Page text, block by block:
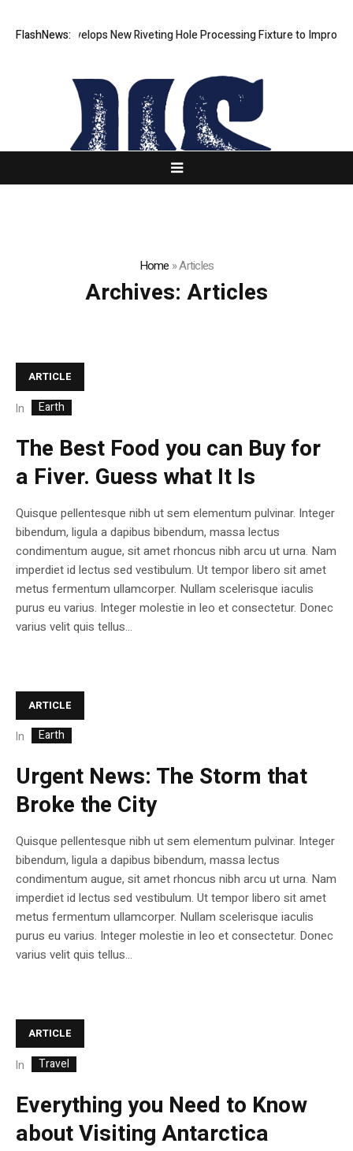
FlashNews:
Develops New Riveting Hole Processing Fixture to Improve
Home »Articles
Archives: Articles
ARTICLE
In Earth
The Best Food you can Buy for
a Fiver. Guess what It Is
Quisque pellentesque nibh ut sem elementum pulvinar. Integer
bibendum, ligula a dapibus bibendum, massa lectus
condimentum augue, sit amet rhoncus nibh arcu ut urna. Nam
imperdiet id lectus sed vestibulum. Ut tempor libero sit amet
metus fermentum ullamcorper. Nullam scelerisque iaculis
purus eu varius. Integer molestie in leo et consectetur. Donec
varius velit quis tellus...
ARTICLE
In Earth
Urgent News: The Storm that
Broke the City
Quisque pellentesque nibh ut sem elementum pulvinar. Integer
bibendum, ligula a dapibus bibendum, massa lectus
condimentum augue, sit amet rhoncus nibh arcu ut urna. Nam
imperdiet id lectus sed vestibulum. Ut tempor libero sit amet
metus fermentum ullamcorper. Nullam scelerisque iaculis
purus eu varius. Integer molestie in leo et consectetur. Donec
varius velit quis tellus...
ARTICLE
In Travel
Everything you Need to Know
about Visiting Antarctica